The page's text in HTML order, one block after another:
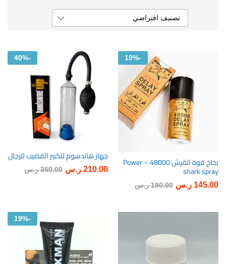
تصنيف افتراضي
-
19%
أضف
إلى
بخاخ قوة القرش 48000 – Power
shark spray
145.00 ر.س 180.00 ر.س
-
40%
أضف
إلى
جهاز هاندسوم لتكبير القضيب للرجال
210.00 ر.س 350.00 ر.س
-
19%